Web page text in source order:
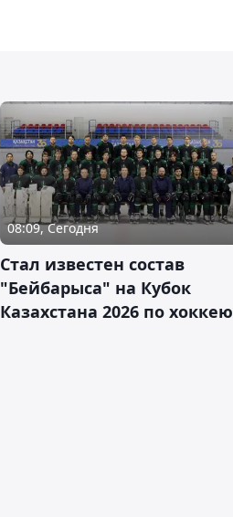
08:09, Сегодня
Стал известен состав
"Бейбарыса" на Кубок
Казахстана 2026 по хоккею